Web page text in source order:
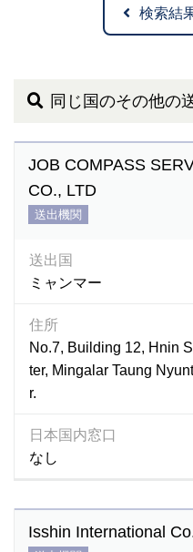
検索結
同じ国のその他の
JOB COMPASS
CO., LTD
送出機関
送出国
ミャンマー
住所
No.7, Building 12, Hnin
ter, Mingalar Taung
r.
日本国内窓口
なし
Isshin International